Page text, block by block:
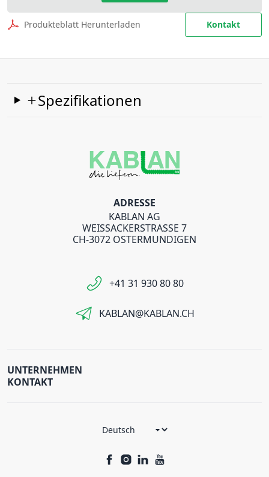
Produkteblatt Herunterladen Kontakt
Spezifikationen
ADRESSE
KABLAN AG
WEISSACKERSTRASSE 7
CH-3072 OSTERMUNDIGEN
+41 31 930 80 80
KABLAN@KABLAN.CH
UNTERNEHMEN
KONTAKT